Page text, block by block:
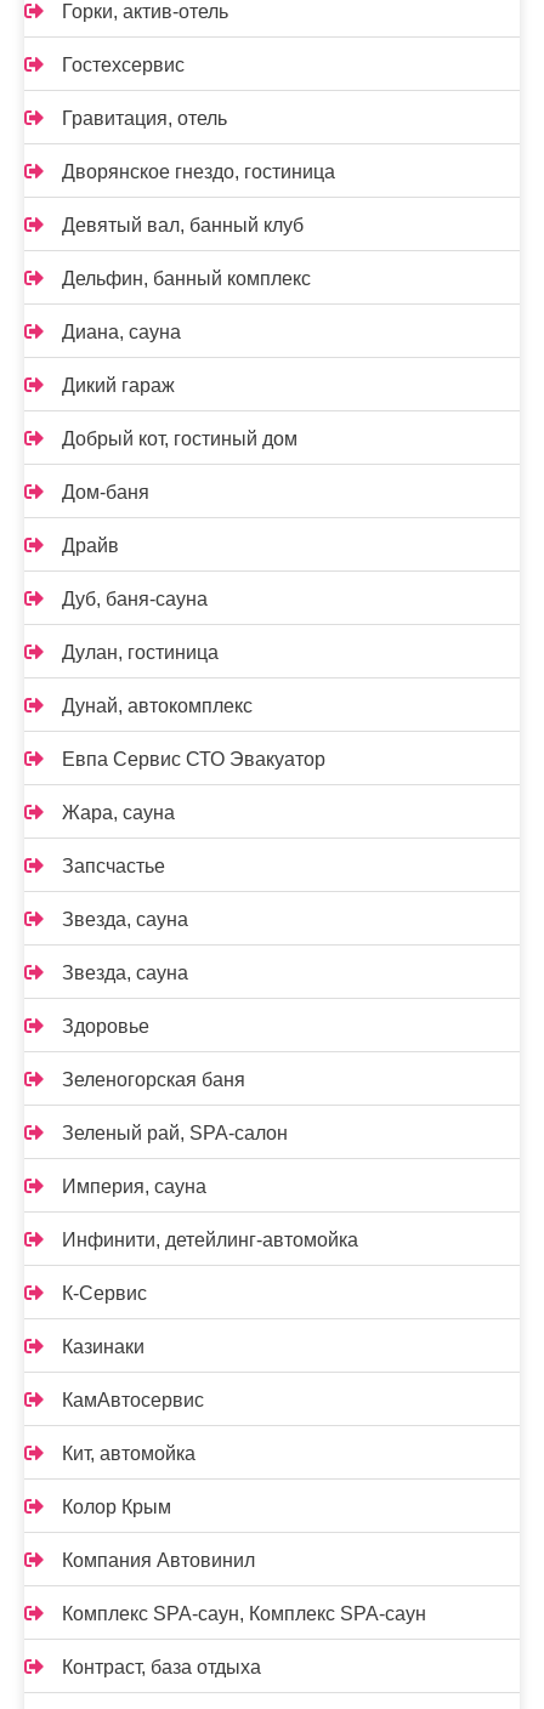
Горки, актив-отель
Гостехсервис
Гравитация, отель
Дворянское гнездо, гостиница
Девятый вал, банный клуб
Дельфин, банный комплекс
Диана, сауна
Дикий гараж
Добрый кот, гостиный дом
Дом-баня
Драйв
Дуб, баня-сауна
Дулан, гостиница
Дунай, автокомплекс
Евпа Сервис СТО Эвакуатор
Жара, сауна
Запсчастье
Звезда, сауна
Звезда, сауна
Здоровье
Зеленогорская баня
Зеленый рай, SPA-салон
Империя, сауна
Инфинити, детейлинг-автомойка
К-Сервис
Казинаки
КамАвтосервис
Кит, автомойка
Колор Крым
Компания Автовинил
Комплекс SPA-саун, Комплекс SPA-саун
Контраст, база отдыха